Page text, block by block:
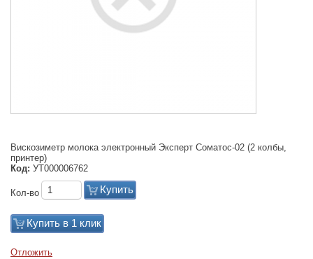
Вискозиметр молока электронный Эксперт Соматос-02 (2 колбы,
принтер)
Код: УТ000006762
Кол-во Купить
Купить в 1 клик
Отложить